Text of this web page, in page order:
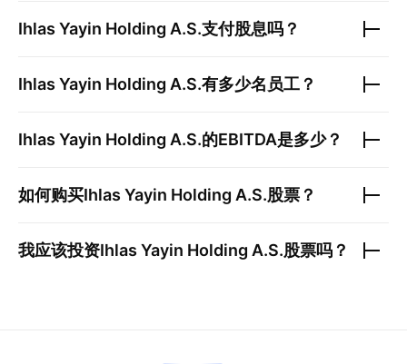
Ihlas Yayin Holding A.S.支付股息吗？
Ihlas Yayin Holding A.S.有多少名员工？
Ihlas Yayin Holding A.S.的EBITDA是多少？
如何购买Ihlas Yayin Holding A.S.股票？
我应该投资Ihlas Yayin Holding A.S.股票吗？